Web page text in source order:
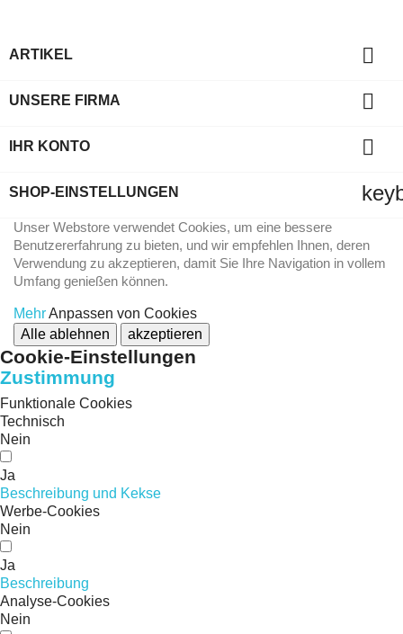
ARTIKEL 
UNSERE FIRMA 
IHR KONTO 
SHOP-EINSTELLUNGEN
Unser Webstore verwendet Cookies, um eine bessere
Benutzererfahrung zu bieten, und wir empfehlen Ihnen, deren
Verwendung zu akzeptieren, damit Sie Ihre Navigation in vollem
Umfang genießen können.
MehrAnpassen von Cookies
Alle ablehnen
akzeptieren
Cookie-Einstellungen
Zustimmung
Funktionale Cookies
Technisch
Nein
Ja
Beschreibung und Kekse
Werbe-Cookies
Nein
Ja
Beschreibung
Analyse-Cookies
Nein